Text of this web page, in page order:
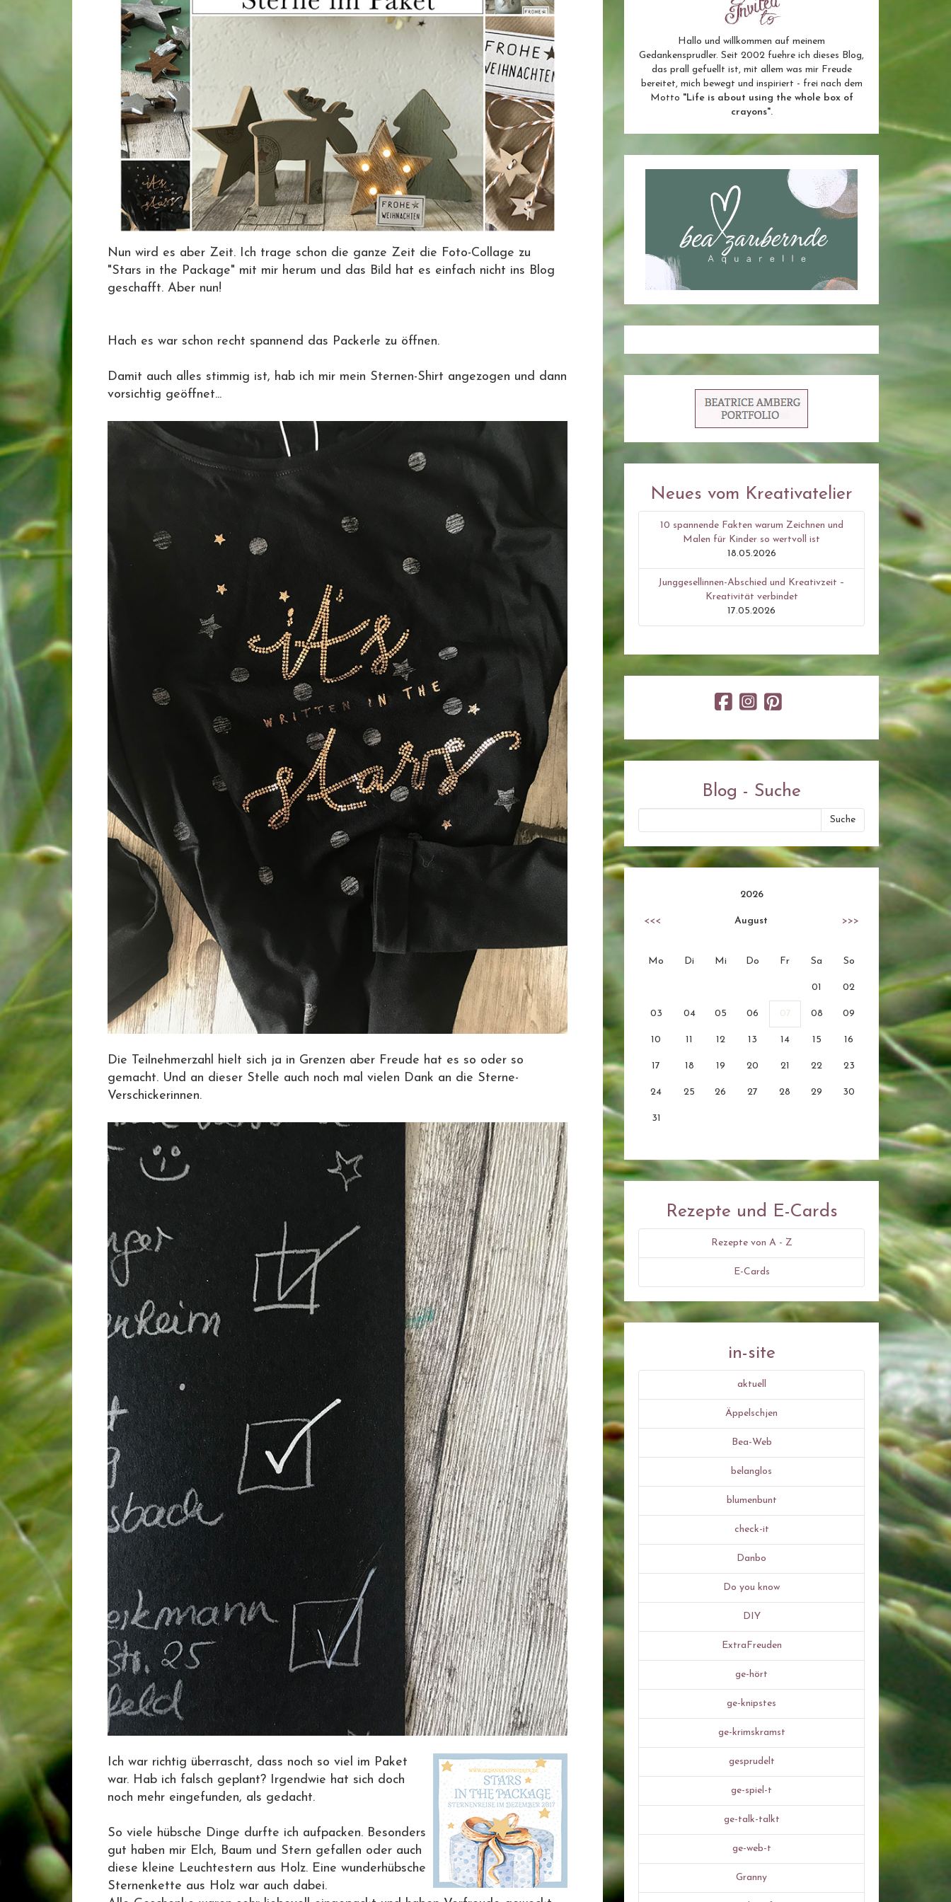
Nun wird es aber Zeit. Ich trage schon die ganze Zeit die Foto-Collage zu
"Stars in the Package" mit mir herum und das Bild hat es einfach nicht ins Blog
geschafft. Aber nun!
Hach es war schon recht spannend das Packerle zu öffnen.
Damit auch alles stimmig ist, hab ich mir mein Sternen-Shirt angezogen und dann
vorsichtig geöffnet...
Die Teilnehmerzahl hielt sich ja in Grenzen aber Freude hat es so oder so
gemacht. Und an dieser Stelle auch noch mal vielen Dank an die Sterne-
Verschickerinnen.
Ich war richtig überrascht, dass noch so viel im Paket
war. Hab ich falsch geplant? Irgendwie hat sich doch
noch mehr eingefunden, als gedacht.
So viele hübsche Dinge durfte ich aufpacken. Besonders
gut haben mir Elch, Baum und Stern gefallen oder auch
diese kleine Leuchtestern aus Holz. Eine wunderhübsche
Sternenkette aus Holz war auch dabei.
Hallo und willkommen auf meinem
Gedankensprudler. Seit 2002 fuehre ich dieses Blog,
das prall gefuellt ist, mit allem was mir Freude
bereitet, mich bewegt und inspiriert - frei nach dem
Motto "Life is about using the whole box of
crayons".
Neues vom Kreativatelier
10 spannende Fakten warum Zeichnen und
Malen für Kinder so wertvoll ist
18.05.2026
Junggesellinnen-Abschied und Kreativzeit –
Kreativität verbindet
17.05.2026
Blog - Suche
2026
<<< August >>>
Mo Di Mi Do Fr Sa So
01 02
03 04 05 06 07 08 09
10 11 12 13 14 15 16
17 18 19 20 21 22 23
24 25 26 27 28 29 30
31
Rezepte und E-Cards
Rezepte von A - Z
E-Cards
in-site
aktuell
Äppelschjen
Bea-Web
belanglos
blumenbunt
check-it
Danbo
Do you know
DIY
ExtraFreuden
ge-hört
ge-knipstes
ge-krimskramst
gesprudelt
ge-spiel-t
ge-talk-talkt
ge-web-t
Granny